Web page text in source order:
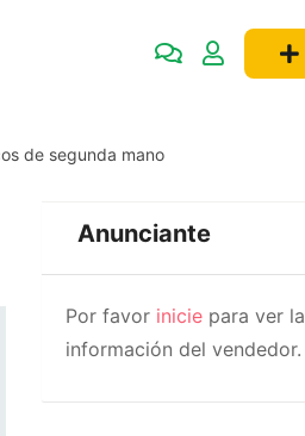
de segunda mano
Anunciante
Por favor iniciepara ver la
información del vendedor.